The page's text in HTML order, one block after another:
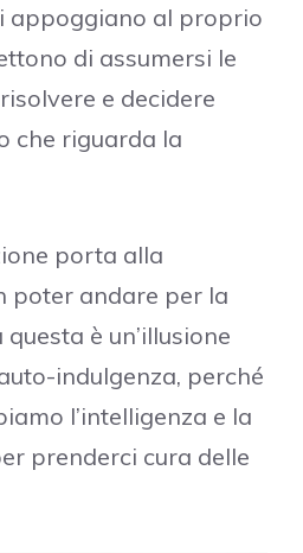
appoggiano al proprio
di assumersi le
e decidere
che riguarda la
porta alla
poter andare per la
è un’illusione
indulgenza, perché
l’intelligenza e la
prenderci cura delle